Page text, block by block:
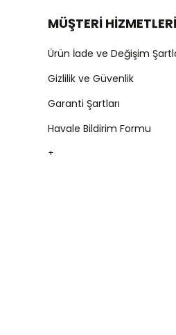
MÜŞTERİ HİZMETLERİ
Ürün İade ve Değişim
Gizlilik ve Güvenlik
Garanti Şartları
Havale Bildirim Formu
+